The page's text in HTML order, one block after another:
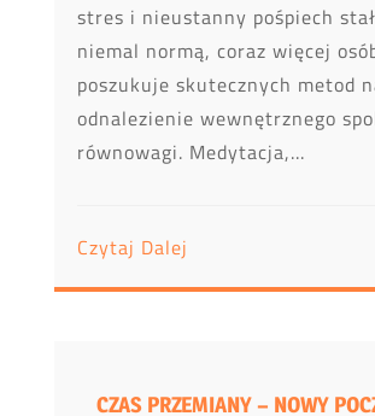
stres i nieustanny pośpiech
niemal normą, coraz więcej
poszukuje skutecznych metod
odnalezienie wewnętrznego
równowagi. Medytacja,...
Czytaj Dalej
CZAS PRZEMIANY – NOWY